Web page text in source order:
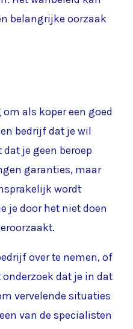
belangrijke oorzaak
als koper een goed
bedrijf dat je wil
je geen beroep
garanties, maar
wordt
je door het niet doen
over te nemen, of
dat je in dat
vervelende situaties
van de specialisten